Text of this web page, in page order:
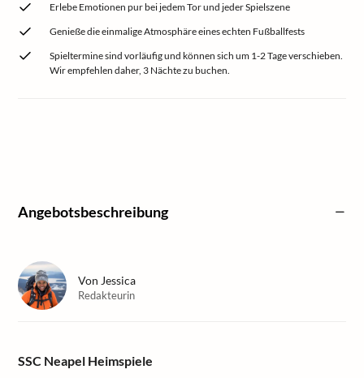
Erlebe Emotionen pur bei jedem Tor und jeder Spielszene
Genieße die einmalige Atmosphäre eines echten Fußballfests
Spieltermine sind vorläufig und können sich um 1-2 Tage verschieben.
Wir empfehlen daher, 3 Nächte zu buchen.
Angebotsbeschreibung
SSC Neapel Heimspiele
Von Jessica
Redakteurin